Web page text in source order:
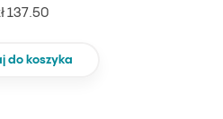
137.50
do koszyka